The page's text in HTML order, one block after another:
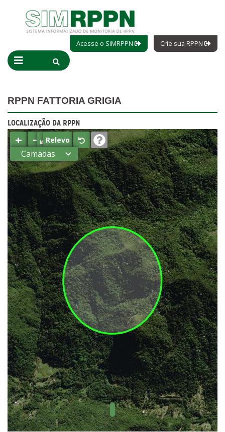
Acesse o SIMRPPN Crie sua RPPN
RPPN FATTORIA GRIGIA
LOCALIZAÇÃO DA RPPN
+ −⤢Relevo
Camadas
Estados
Municípios
Terras
indígenas
(FUNAI)
UC Federal
UC Estaduais
UC
Municipais
Hidrografia
1:1.000.000
(ANA)
Biomas
(IBGE)
Vegetação
(IBGE)
Rodovias
(IBGE)
Relevo
(IBGE)